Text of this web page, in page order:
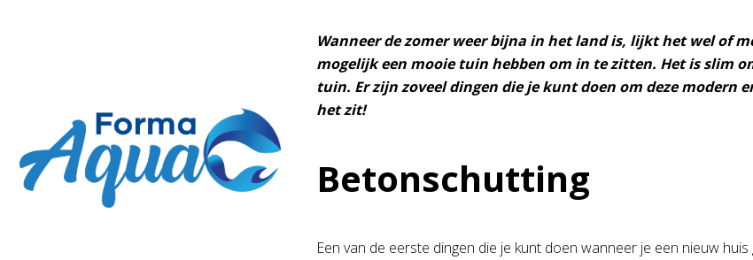
Wanneer de zomer weer bijna in het land is, lijkt het wel of
mogelijk een mooie tuin hebben om in te zitten. Het is slim
tuin. Er zijn zoveel dingen die je kunt doen om deze modern
het zit!
Betonschutting
Een van de eerste dingen die je kunt doen wanneer je een nieuw